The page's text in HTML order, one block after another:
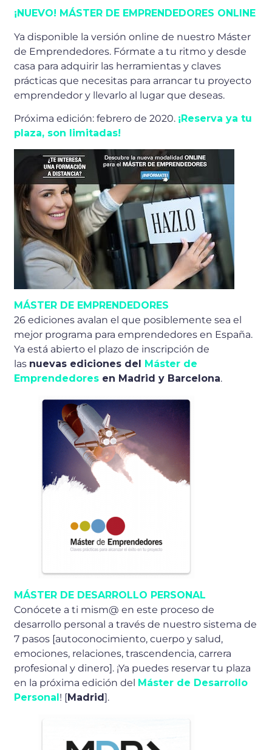
¡NUEVO! MÁSTER DE EMPRENDEDORES ONLINE
Ya disponible la versión online de nuestro Máster
de Emprendedores. Fórmate a tu ritmo y desde
casa para adquirir las herramientas y claves
prácticas que necesitas para arrancar tu proyecto
emprendedor y llevarlo al lugar que deseas.
Próxima edición: febrero de 2020. ¡Reserva ya tu
plaza, son limitadas!
MÁSTER DE EMPRENDEDORES
26 ediciones avalan el que posiblemente sea el
mejor programa para emprendedores en España.
Ya está abierto el plazo de inscripción de
las nuevas ediciones del Máster de
Emprendedores en Madrid y Barcelona.
MÁSTER DE DESARROLLO PERSONAL
Conócete a ti mism@ en este proceso de
desarrollo personal a través de nuestro sistema de
7 pasos [autoconocimiento, cuerpo y salud,
emociones, relaciones, trascendencia, carrera
profesional y dinero]. ¡Ya puedes reservar tu plaza
en la próxima edición del Máster de Desarrollo
Personal! [Madrid].